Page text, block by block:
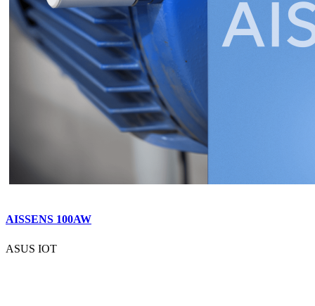
AISSENS 100AW
ASUS IOT